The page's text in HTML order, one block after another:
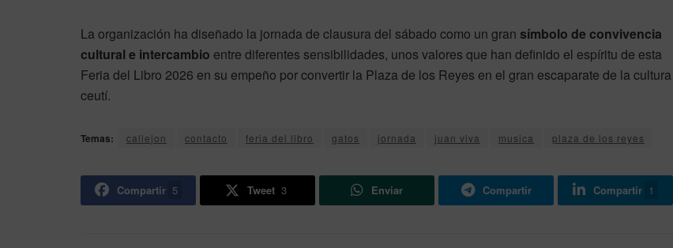
La organización ha diseñado la jornada de clausura del sábado como un gran símbolo de convivencia
cultural e intercambio entre diferentes sensibilidades, unos valores que han definido el espíritu de esta
Feria del Libro 2026 en su empeño por convertir la Plaza de los Reyes en el gran escaparate de la cultura
ceutí.
Temas: callejon contacto feria del libro gatos jornada juan viva musica plaza de los reyes
Compartir 5 Tweet 3 Enviar Compartir Compartir 1